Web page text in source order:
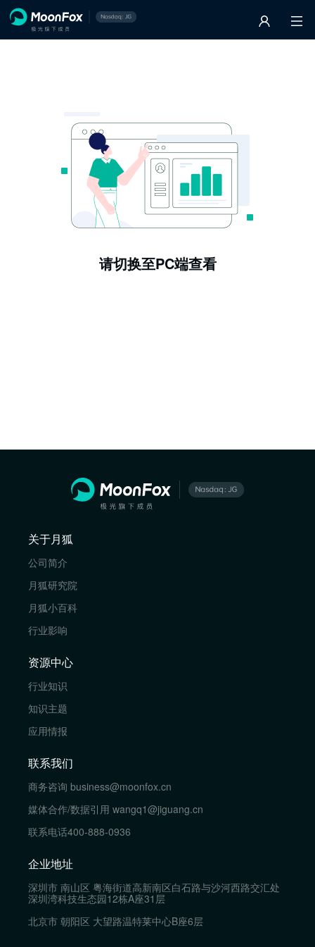
请切换至PC端查看
关于月狐
公司简介
月狐研究院
月狐小百科
行业影响
资源中心
行业知识
知识主题
应用情报
联系我们
商务咨询 business@moonfox.cn
媒体合作/数据引用 wangq1@jiguang.cn
联系电话400-888-0936
企业地址
深圳市 南山区 粤海街道高新南区白石路与沙河西路交汇处
深圳湾科技生态园12栋A座31层
北京市 朝阳区 大望路温特莱中心B座6层